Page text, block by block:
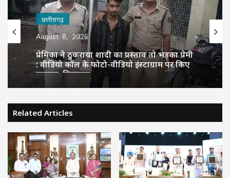
छत्तीसगढ़
August 8, 2026
प्रेमिका ने ठुकराया शादी का प्रस्ताव तो भड़का प्रेमी
: वीडियो कॉल के फोटो-वीडियो इंस्टाग्राम पर किए
वायरल, गिरफ्तार
Related Articles